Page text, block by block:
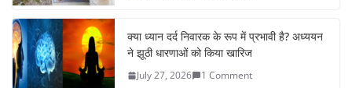
क्या ध्यान दर्द निवारक के रूप में प्रभावी है? अध्ययन
ने झूठी धारणाओं को किया खारिज
July 27, 2026 1 Comment